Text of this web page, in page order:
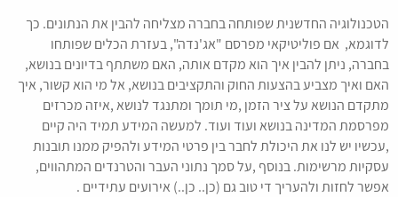
הטכנולוגיה החדשנית שפותחה בחברה מצליחה להבין את הנתונים. כך
לדוגמא, אם פוליטיקאי מפרסם "אג'נדה", בעזרת הכלים שפותחו
בחברה, ניתן להבין איך הוא מקדם אותה, האם משתתף בדיונים בנושא,
האם ואיך מצביע בהצעות החוק והתקציבים בנושא, אל מי הוא קשור, איך
מתקדם הנושא על ציר הזמן ,מי תומך ומתנגד לנושא ,איזה מכרזים
מפרסמת המדינה בנושא ועוד ועוד. למעשה המידע תמיד היה קיים
,עכשיו יש לנו את היכולת לחבר בין פרטי המידע ולהפיק ממנו תובנות
עסקיות מרשימות. בנוסף ,על סמך נתוני העבר והטרנדים המתהווים,
אפשר לחזות ולהעריך די טוב גם (כן.. כן..) אירועים עתידיים .